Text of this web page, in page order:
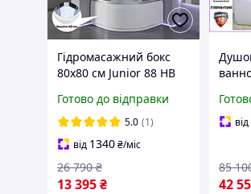
Гідромасажний бокс
80x80 см Junior 88 HB
душова кабіна
Готово до відправки
5.0 (1)
від 1340₴/міс
13 395₴
26 790 ₴
від
42
85